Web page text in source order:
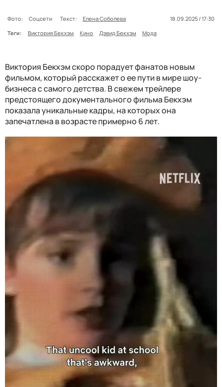
Фото: Соцсети Текст: Елена Соболева
18.09.2025 / 17:30
Теги:
Виктория Бекхэм Кино Дэвид Бекхэм Мода
Виктория Бекхэм скоро порадует фанатов новым
фильмом, который расскажет о ее пути в мире шоу-
бизнеса с самого детства. В свежем трейлере
предстоящего документального фильма Бекхэм
показала уникальные кадры, на которых она
запечатлена в возрасте примерно 6 лет.